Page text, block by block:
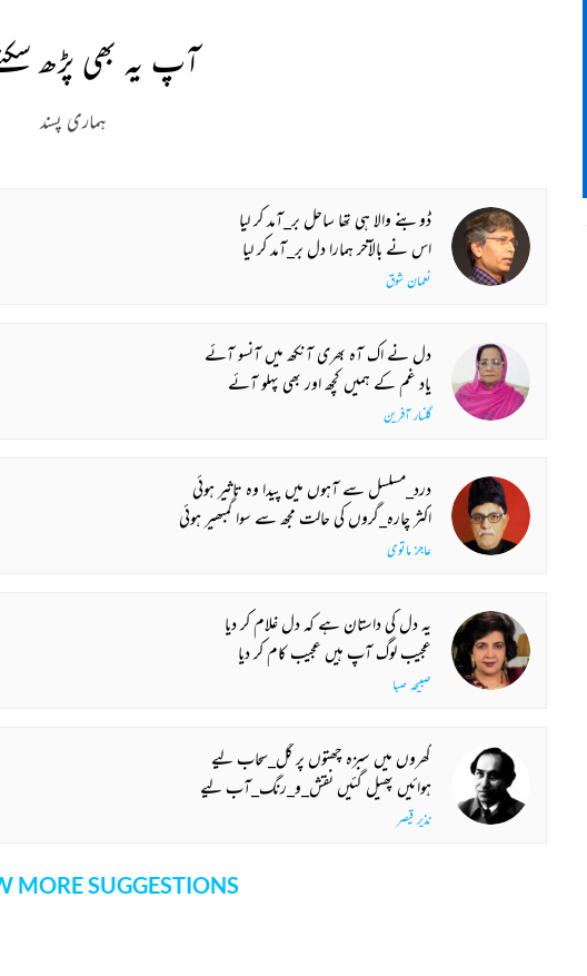
آپ یہ بھی پڑھ
ہماری پسند
ڈوبنے والا ہی تھا ساحل بر_آمد کر لیا
اس نے بالآخر ہمارا دل بر_آمد کر لیا
نعمان شوق
دل نے اک آہ بھری آنکھ میں آنسو آئے
یاد غم کے ہمیں کچھ اور بھی پہلو آئے
گلنار آفرین
درد_مسلسل سے آہوں میں پیدا وہ تاثیر ہوئی
اکثر چارہ_گروں کی حالت مجھ سے سوا گمبھیر ہوئی
عاجز ماتوی
یہ دل کی داستان ہے کہ دل غلام کر دیا
عجیب لوگ آپ ہیں عجیب کام کر دیا
صبیحہ صبا
گھروں میں سبزہ چھتوں پر گل_سحاب لیے
ہوائیں پھیل گئیں نقش_و_رنگ_آب لیے
نذیر قیصر
MORE SUGGESTIONS